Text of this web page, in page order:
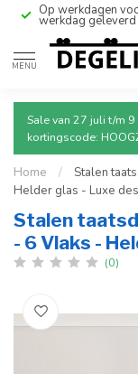
Op werkdagen
werkdag
MENU
Sale van 27 juli t/m
kortingscode:
Home /
Stalen
Helder glas - Luxe
Stalen
- 6 Vlaks -
(0)